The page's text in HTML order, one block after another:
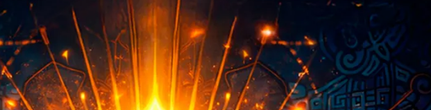
Aprender
Para Ti
Contacto